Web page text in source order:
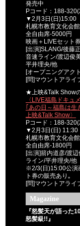
発売中
Pコード：188-
▼2月3日(日)15:00
札幌市教育文化会
全自由席-5000円
映画＋LIVEセット
[出演]SLANG/後藤
音速ライン/渡辺俊
平井理央/他
[オープニングアク
[問]マウントアラ
★上映&Talk Show
〈LIVE福島ドキュ
｢あの日～福島は生
上映&Talk Show〉
Pコード：188-
▼2月3日(日) 11:30
札幌市教育文化会
全自由席-1800円
[出演]箭内道彦/渡
ライン/平井理央/他
※2/3(日)15:00公演
ト券の販売あり｡
[問]マウントアラ
Magazine
『怒髪天が語った
怒髪級!!』